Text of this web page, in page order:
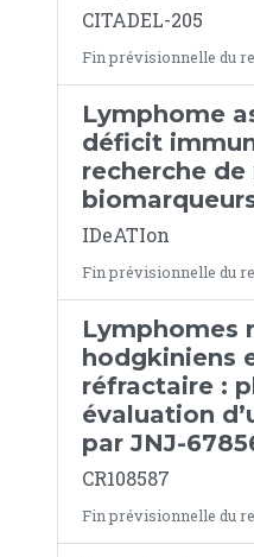
CITADEL-205
Fin prévisionnelle du
Lymphome
déficit
recherche de
IDeATIon
Fin prévisionnelle du
Lymphomes
hodgkiniens
réfractaire :
évaluation
par JNJ-
CR108587
Fin prévisionnelle du